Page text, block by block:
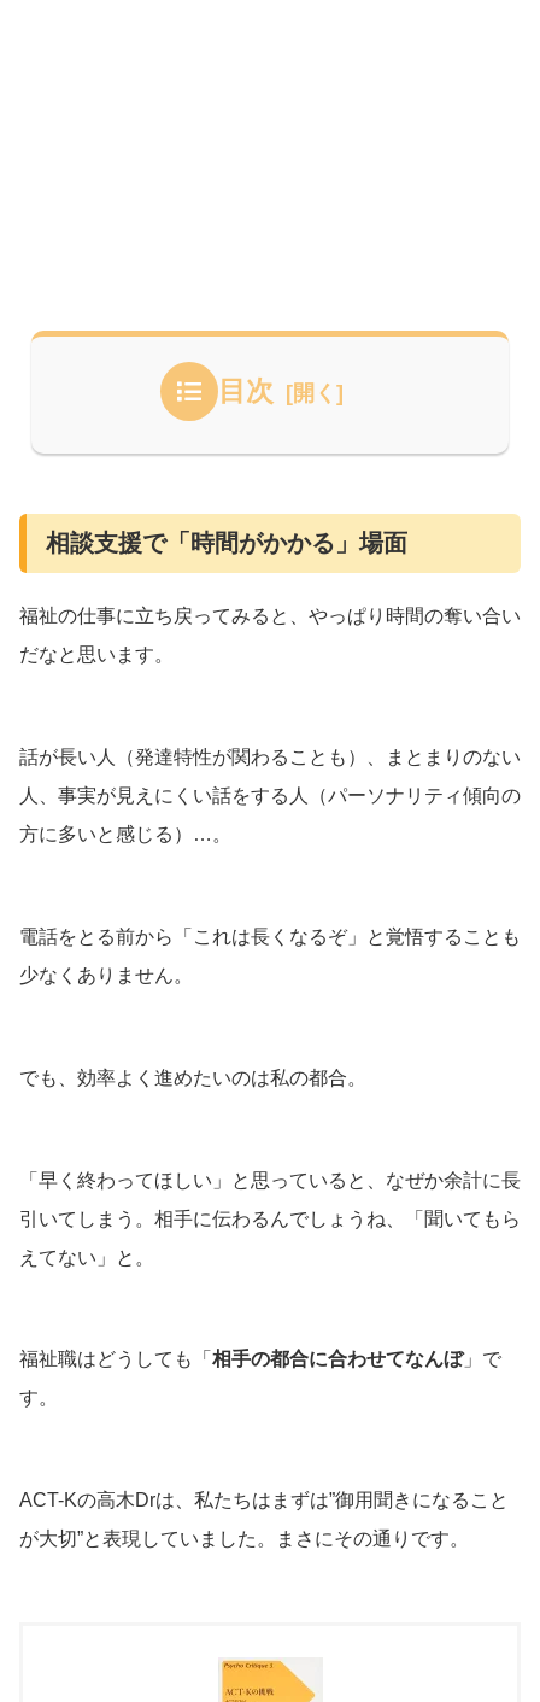
目次
相談支援で「時間がかかる」場面
福祉の仕事に立ち戻ってみると、やっぱり時間の奪い合い
だなと思います。
話が長い人（発達特性が関わることも）、まとまりのない
人、事実が見えにくい話をする人（パーソナリティ傾向の
方に多いと感じる）…。
電話をとる前から「これは長くなるぞ」と覚悟することも
少なくありません。
でも、効率よく進めたいのは私の都合。
「早く終わってほしい」と思っていると、なぜか余計に長
引いてしまう。相手に伝わるんでしょうね、「聞いてもら
えてない」と。
福祉職はどうしても「 相手の都合に合わせてなんぼ」で
す。
ACT-Kの高木Drは、私たちはまずは”御用聞きになること
が大切”と表現していました。まさにその通りです。